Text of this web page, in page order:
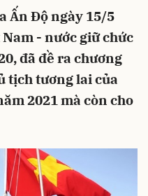
Ấn Độ ngày 15/5
- nước giữ chức
đã đề ra chương
tịch tương lai của
2021 mà còn cho